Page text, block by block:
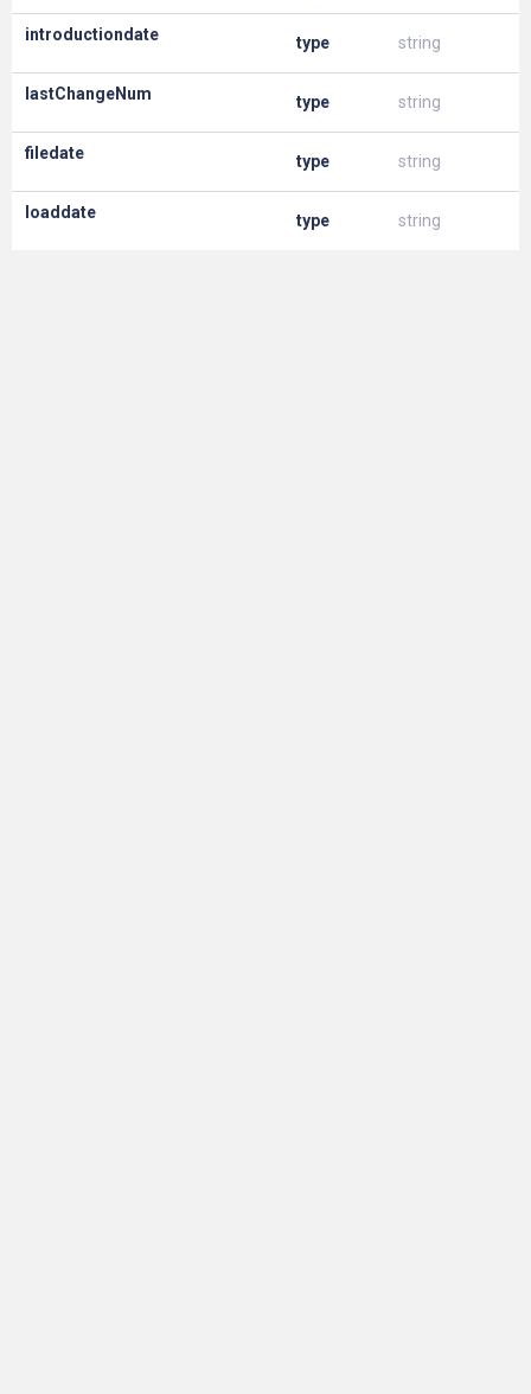
introductiondate type string
lastChangeNum type string
filedate type string
loaddate type string